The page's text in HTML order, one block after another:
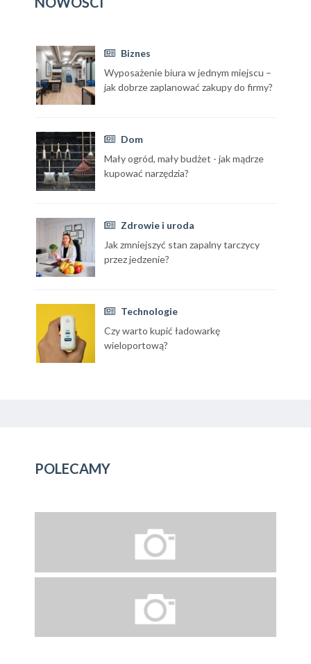
Biznes
Wyposażenie biura w jednym miejscu –
jak dobrze zaplanować zakupy do firmy?
Dom
Mały ogród, mały budżet - jak mądrze
kupować narzędzia?
Zdrowie i uroda
Jak zmniejszyć stan zapalny tarczycy
przez jedzenie?
Technologie
Czy warto kupić ładowarkę
wieloportową?
POLECAMY